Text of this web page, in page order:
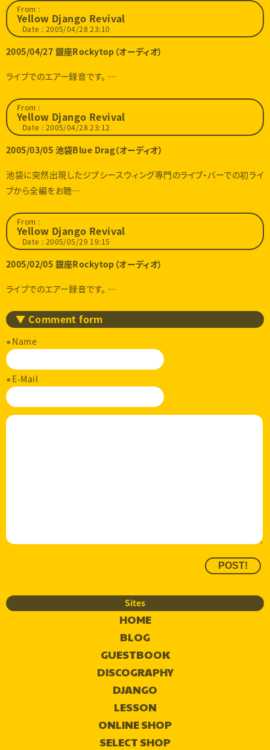
From :
Yellow Django Revival
Date : 2005/04/28 23:10
2005/04/27 銀座Rockytop（オーディオ）
ライブでのエアー録音です。 …
From :
Yellow Django Revival
Date : 2005/04/28 23:12
2005/03/05 池袋Blue Drag（オーディオ）
池袋に突然出現したジプシースウィング専門のライブ・バーでの初ライ
ブから全編をお聴…
From :
Yellow Django Revival
Date : 2005/05/29 19:15
2005/02/05 銀座Rockytop（オーディオ）
ライブでのエアー録音です。 …
▼ Comment form
Name
E-Mail
Sites
HOME
BLOG
GUESTBOOK
DISCOGRAPHY
DJANGO
LESSON
ONLINE SHOP
SELECT SHOP